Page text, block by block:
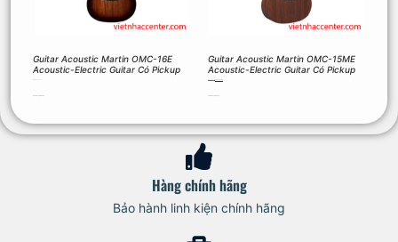
Guitar Acoustic Martin OMC-16E
Acoustic-Electric Guitar Có Pickup
Guitar Acoustic Martin OMC-15ME
Acoustic-Electric Guitar Có Pickup
Hàng chính hãng
Bảo hành linh kiện chính hãng